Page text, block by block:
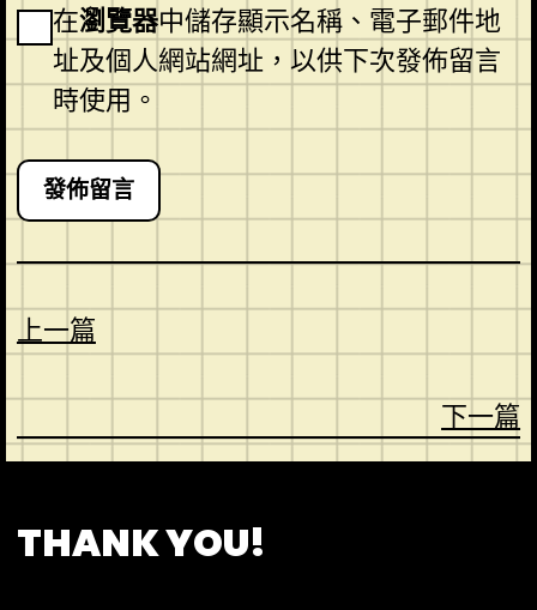
在瀏覽器中儲存顯示名稱、電子郵件地
址及個人網站網址，以供下次發佈留言
時使用。
上一篇
下一篇
THANK YOU!